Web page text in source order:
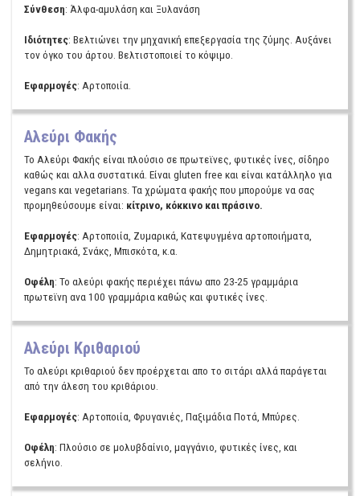
Σύνθεση: Άλφα-αμυλάση και Ξυλανάση
Ιδιότητες: Βελτιώνει την μηχανική επεξεργασία της ζύμης. Αυξάνει
τον όγκο του άρτου. Βελτιστοποιεί το κόψιμο.
Εφαρμογές: Αρτοποιία.
Αλεύρι Φακής
Το Αλεύρι Φακής είναι πλούσιο σε πρωτεϊνες, φυτικές ίνες, σίδηρο
καθώς και αλλα συστατικά. Είναι gluten free και είναι κατάλληλο για
vegans και vegetarians. Τα χρώματα φακής που μπορούμε να σας
προμηθεύσουμε είναι: κίτρινο, κόκκινο και πράσινο.
Εφαρμογές: Αρτοποιία, Ζυμαρικά, Κατεψυγμένα αρτοποιήματα,
Δημητριακά, Σνάκς, Μπισκότα, κ.α.
Οφέλη: Το αλεύρι φακής περιέχει πάνω απο 23-25 γραμμάρια
πρωτεϊνη ανα 100 γραμμάρια καθώς και φυτικές ίνες.
Αλεύρι Κριθαριού
Το αλεύρι κριθαριού δεν προέρχεται απο το σιτάρι αλλά παράγεται
από την άλεση του κριθάριου.
Εφαρμογές: Αρτοποιία, Φρυγανιές, Παξιμάδια Ποτά, Μπύρες.
Οφέλη: Πλούσιο σε μολυβδαίνιο, μαγγάνιο, φυτικές ίνες, και
σελήνιο.